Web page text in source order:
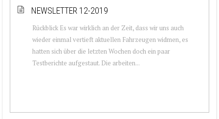
NEWSLETTER 12-2019
Rückblick Es war wirklich an der Zeit, dass wir uns auch
wieder einmal vertieft aktuellen Fahrzeugen widmen, es
hatten sich über die letzten Wochen doch ein paar
Testberichte aufgestaut. Die arbeiten...